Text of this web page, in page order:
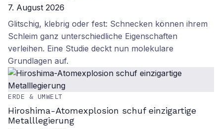
7. August 2026
Glitschig, klebrig oder fest: Schnecken können ihrem
Schleim ganz unterschiedliche Eigenschaften
verleihen. Eine Studie deckt nun molekulare
Grundlagen auf.
ERDE & UMWELT
Hiroshima-Atomexplosion schuf einzigartige
Metalllegierung